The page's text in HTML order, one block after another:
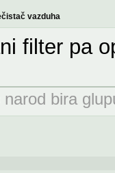
vazduha
filter pa
narod bira